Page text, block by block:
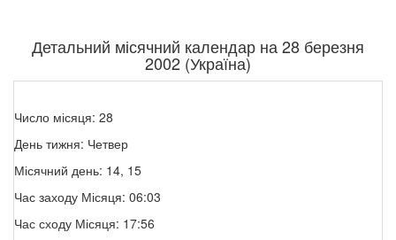
Детальний місячний календар на 28 березня
2002 (Україна)
Число місяця: 28
День тижня: Четвер
Місячний день: 14, 15
Час заходу Місяця: 06:03
Час сходу Місяця: 17:56